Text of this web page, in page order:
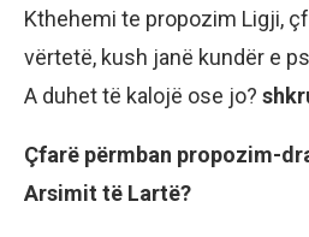
Kthehemi te propozim Ligji,
vërtetë, kush janë kundër e
A duhet të kalojë ose jo?
Çfarë përmban propozim-
Arsimit të Lartë?